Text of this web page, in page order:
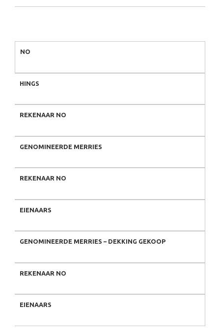
NO
HINGS
REKENAAR NO
GENOMINEERDE MERRIES
REKENAAR NO
EIENAARS
GENOMINEERDE MERRIES – DEKKING GEKOOP
REKENAAR NO
EIENAARS